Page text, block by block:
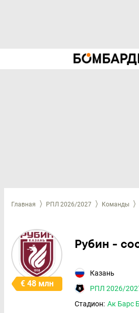
Главная РПЛ 2026/2027 Команды
€ 48 млн
Рубин -
Казань
РПЛ 2026/
Стадион: Ак Барс